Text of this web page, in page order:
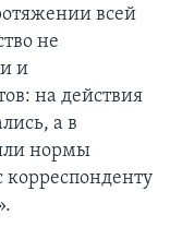
всей
не
и
на действия
а в
нормы
корреспонденту